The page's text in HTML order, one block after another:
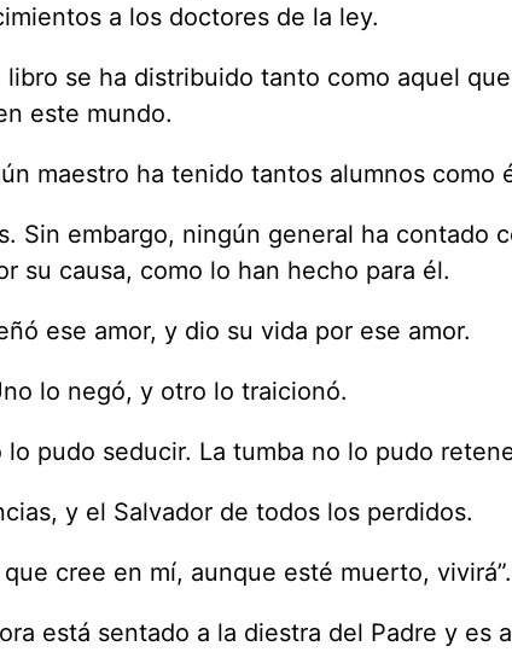
a los doctores de la ley.
se ha distribuido tanto como aquel
este mundo.
maestro ha tenido tantos alumnos como
Sin embargo, ningún general ha contado
su causa, como lo han hecho para él.
ese amor, y dio su vida por ese amor.
lo negó, y otro lo traicionó.
pudo seducir. La tumba no lo pudo
y el Salvador de todos los perdidos.
cree en mí, aunque esté muerto, vivirá”.
está sentado a la diestra del Padre y es